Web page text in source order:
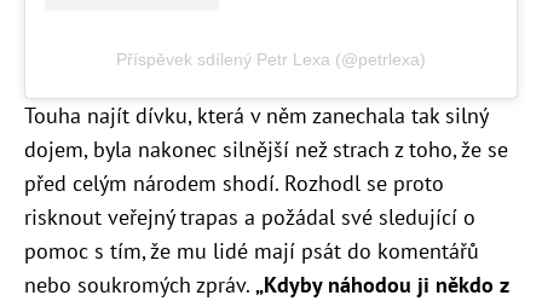
Příspěvek sdílený Petr Lexa (@petrlexa)
Touha najít dívku, která v něm zanechala tak silný
dojem, byla nakonec silnější než strach z toho, že se
před celým národem shodí. Rozhodl se proto
risknout veřejný trapas a požádal své sledující o
pomoc s tím, že mu lidé mají psát do komentářů
nebo soukromých zpráv. „Kdyby náhodou ji někdo z